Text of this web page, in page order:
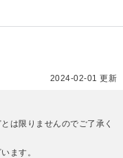
2024-02-01 更新
は限りませんのでご了承く
ます。